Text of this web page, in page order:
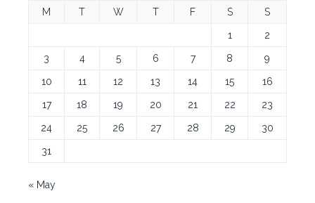
M T W T F S S
1 2
3 4 5 6 7 8 9
10 11 12 13 14 15 16
17 18 19 20 21 22 23
24 25 26 27 28 29 30
31
« May